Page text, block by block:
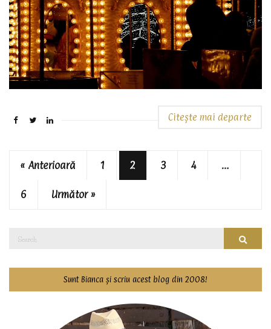
Citește mai departe
« Anterioară 1 2 3 4 …
6 Următor »
Sunt Bianca și scriu acest blog din 2008!